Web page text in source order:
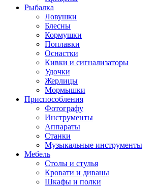
Рыбалка
Ловушки
Блесны
Кормушки
Поплавки
Оснастки
Кивки и сигнализаторы
Удочки
Жерлицы
Мормышки
Приспособления
Фотографу
Инструменты
Аппараты
Станки
Музыкальные инструменты
Мебель
Столы и стулья
Кровати и диваны
Шкафы и полки